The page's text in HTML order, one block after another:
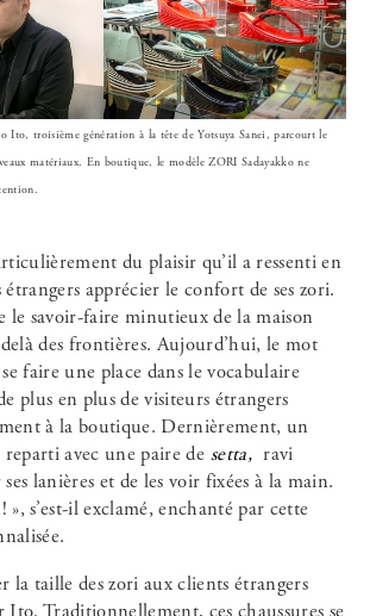
Ito, troisième génération à la tête de Yotsuya Sanei, parcourt le
matériaux. En boutique, le modèle ZORI Sadayakko ne
du plaisir qu’il a ressenti en
apprécier le confort de ses zori.
le savoir-faire minutieux de la maison
des frontières. Aujourd’hui, le mot
faire une place dans le vocabulaire
plus en plus de visiteurs étrangers
à la boutique. Dernièrement, un
avec une paire de setta, ravi
lanières et de les voir fixées à la main.
s’est-il exclamé, enchanté par cette
la taille des zori aux clients étrangers